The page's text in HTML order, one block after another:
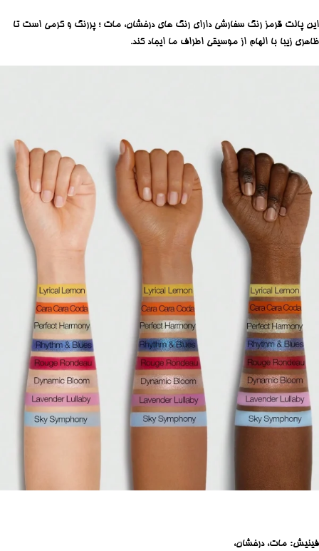
این پالت قرمز رنگ سفارشی دارای رنگ های درخشان، مات ؛ پررنگ و کرمی است تا
ظاهری زیبا با الهام از موسیقی اطراف ما ایجاد کند.
فینیش: مات، درخشان،